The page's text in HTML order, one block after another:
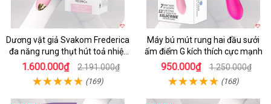
Dương vật giả Svakom Frederica
đa năng rung thụt hút toả nhiệt
siêu phê
1.600.000₫ 2.191.000₫
(169)
Máy bú mút rung hai đầu sưởi
ấm điểm G kích thích cực mạnh
950.000₫ 1.250.000₫
(168)